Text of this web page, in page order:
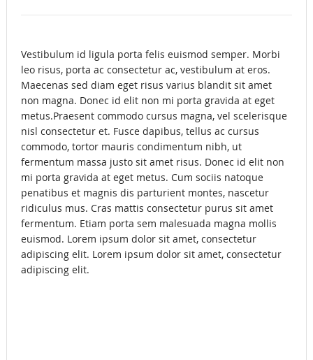
Vestibulum id ligula porta felis euismod semper. Morbi
leo risus, porta ac consectetur ac, vestibulum at eros.
Maecenas sed diam eget risus varius blandit sit amet
non magna. Donec id elit non mi porta gravida at eget
metus.Praesent commodo cursus magna, vel scelerisque
nisl consectetur et. Fusce dapibus, tellus ac cursus
commodo, tortor mauris condimentum nibh, ut
fermentum massa justo sit amet risus. Donec id elit non
mi porta gravida at eget metus. Cum sociis natoque
penatibus et magnis dis parturient montes, nascetur
ridiculus mus. Cras mattis consectetur purus sit amet
fermentum. Etiam porta sem malesuada magna mollis
euismod. Lorem ipsum dolor sit amet, consectetur
adipiscing elit. Lorem ipsum dolor sit amet, consectetur
adipiscing elit.